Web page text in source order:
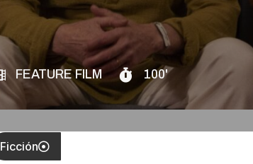
FEATURE FILM 100'
Ficción